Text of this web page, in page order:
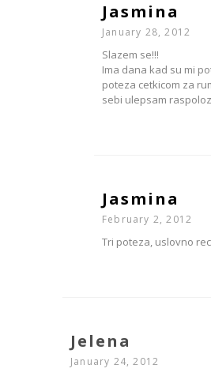
Jasmina
January 28, 2012
Slazem se!!!
Ima dana kad su mi
poteza cetkicom za
sebi ulepsam
Jasmina
February 2, 2012
Tri poteza, uslovno
Jelena
January 24, 2012